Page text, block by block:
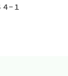
−１